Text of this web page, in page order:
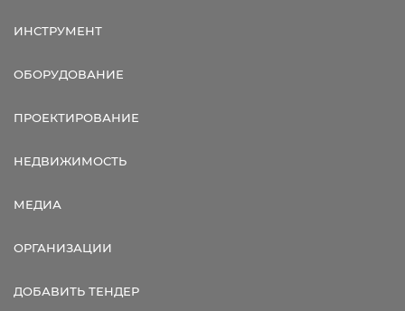
ИНСТРУМЕНТ
ОБОРУДОВАНИЕ
ПРОЕКТИРОВАНИЕ
НЕДВИЖИМОСТЬ
МЕДИА
ОРГАНИЗАЦИИ
ДОБАВИТЬ ТЕНДЕР